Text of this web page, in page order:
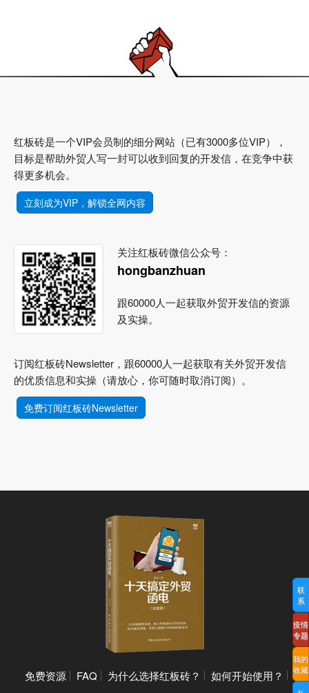
红板砖是一个VIP会员制的细分网站（已有3000多位VIP），
目标是帮助外贸人写一封可以收到回复的开发信，在竞争中获
得更多机会。
立刻成为VIP，解锁全网内容
关注红板砖微信公众号：
hongbanzhuan
跟60000人一起获取外贸开发信的资源
及实操。
订阅红板砖Newsletter，跟60000人一起获取有关外贸开发信
的优质信息和实操（请放心，你可随时取消订阅）。
免费订阅红板砖Newsletter
免费资源 FAQ 为什么选择红板砖？
如何开始使用？
联
系
疫情
专题
我的
收藏